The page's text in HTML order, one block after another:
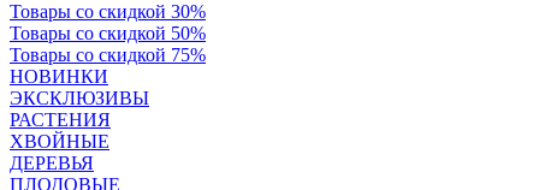
Товары со скидкой 30%
Товары со скидкой 50%
Товары со скидкой 75%
НОВИНКИ
ЭКСКЛЮЗИВЫ
РАСТЕНИЯ
ХВОЙНЫЕ
ДЕРЕВЬЯ
ПЛОДОВЫЕ